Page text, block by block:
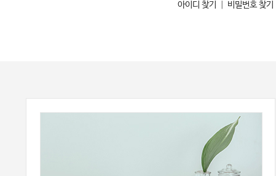
아이디 찾기
비밀번호 찾기